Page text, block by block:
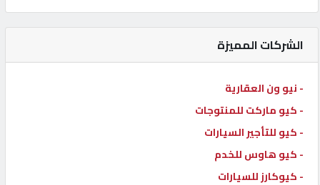
كيو
ماركت
القطري
POWERED
QHOST
الشركات المميزة
- نيو ون العقارية
- كيو ماركت للمنتوجات
- كيو للتأجير السيارات
- كيو هاوس للخدم
- كيوكارز للسيارات